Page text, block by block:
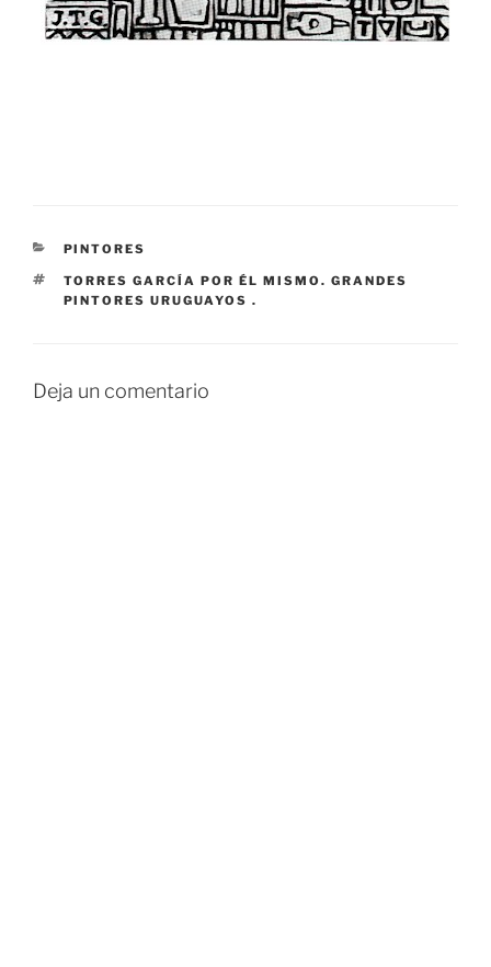
CATEGORÍAS
PINTORES
ETIQUETAS
TORRES GARCÍA POR ÉL MISMO. GRANDES
PINTORES URUGUAYOS .
Deja un comentario